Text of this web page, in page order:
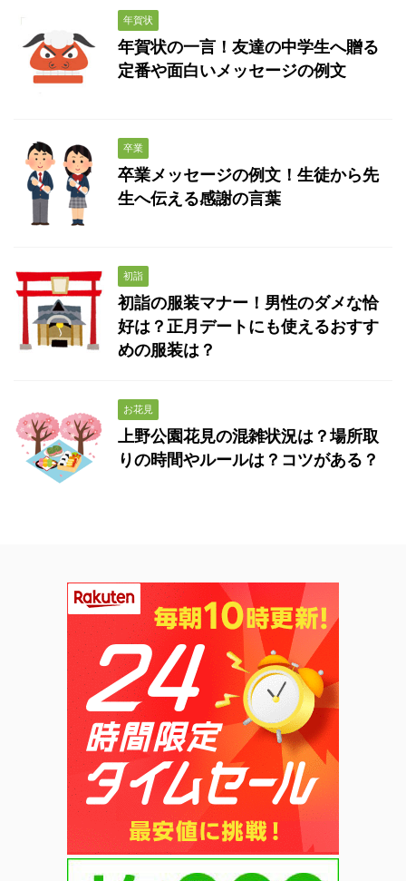
年賀状
年賀状の一言！友達の中学生へ贈る
定番や面白いメッセージの例文
卒業
卒業メッセージの例文！生徒から先
生へ伝える感謝の言葉
初詣
初詣の服装マナー！男性のダメな恰
好は？正月デートにも使えるおすす
めの服装は？
お花見
上野公園花見の混雑状況は？場所取
りの時間やルールは？コツがある？